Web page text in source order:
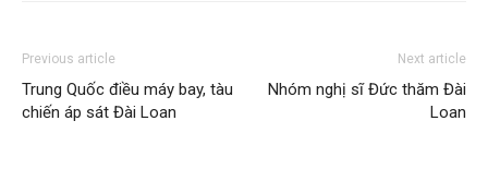
Previous article
Trung Quốc điều máy bay, tàu
chiến áp sát Đài Loan
Next article
Nhóm nghị sĩ Đức thăm Đài
Loan